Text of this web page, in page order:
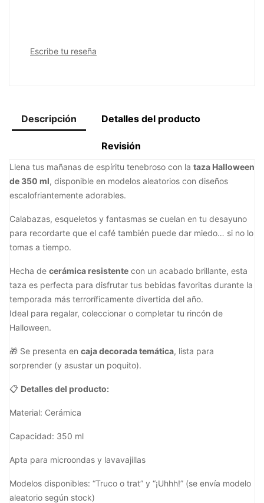
Escribe tu reseña
Descripción Detalles del producto
Revisión
Llena tus mañanas de espíritu tenebroso con la taza Halloween
de 350 ml, disponible en modelos aleatorios con diseños
escalofriantemente adorables.
Calabazas, esqueletos y fantasmas se cuelan en tu desayuno
para recordarte que el café también puede dar miedo… si no lo
tomas a tiempo.
Hecha de cerámica resistente con un acabado brillante, esta
taza es perfecta para disfrutar tus bebidas favoritas durante la
temporada más terroríficamente divertida del año.
Ideal para regalar, coleccionar o completar tu rincón de
Halloween.
🎁 Se presenta en caja decorada temática, lista para
sorprender (y asustar un poquito).
📋 Detalles del producto:
Material: Cerámica
Capacidad: 350 ml
Apta para microondas y lavavajillas
Modelos disponibles: “Truco o trat” y “¡Uhhh!” (se envía modelo
aleatorio según stock)